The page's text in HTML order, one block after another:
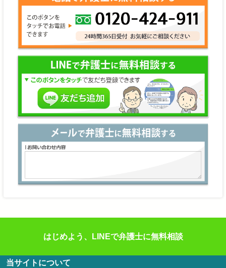
はじめよう、LINEで弁護士に無料相談
当サイトについて